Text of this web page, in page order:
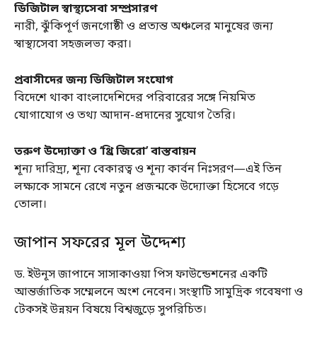
ডিজিটাল স্বাস্থ্যসেবা সম্প্রসারণ
নারী, ঝুঁকিপূর্ণ জনগোষ্ঠী ও প্রত্যন্ত অঞ্চলের মানুষের জন্য
স্বাস্থ্যসেবা সহজলভ্য করা।
প্রবাসীদের জন্য ডিজিটাল সংযোগ
বিদেশে থাকা বাংলাদেশিদের পরিবারের সঙ্গে নিয়মিত
যোগাযোগ ও তথ্য আদান-প্রদানের সুযোগ তৈরি।
তরুণ উদ্যোক্তা ও ‘থ্রি জিরো’ বাস্তবায়ন
শূন্য দারিদ্র্য, শূন্য বেকারত্ব ও শূন্য কার্বন নিঃসরণ—এই তিন
লক্ষ্যকে সামনে রেখে নতুন প্রজন্মকে উদ্যোক্তা হিসেবে গড়ে
তোলা।
জাপান সফরের মূল উদ্দেশ্য
ড. ইউনূস জাপানে সাসাকাওয়া পিস ফাউন্ডেশনের একটি
আন্তর্জাতিক সম্মেলনে অংশ নেবেন। সংস্থাটি সামুদ্রিক গবেষণা ও
টেকসই উন্নয়ন বিষয়ে বিশ্বজুড়ে সুপরিচিত।